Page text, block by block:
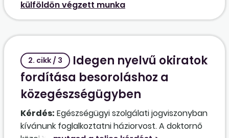
külföldön végzett munka
2. cikk / 3
Idegen nyelvű okiratok
fordítása besoroláshoz a
közegészségügyben
Kérdés: Egészségügyi szolgálati jogviszonyban
kívánunk foglalkoztatni háziorvost. A doktornő